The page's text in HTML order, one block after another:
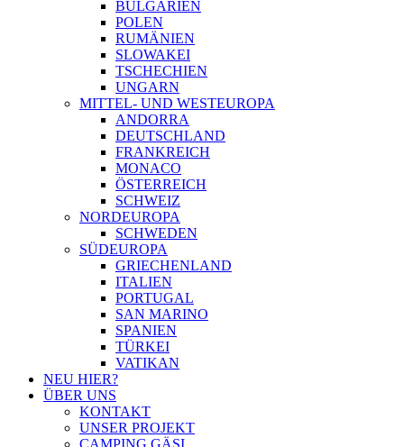
BULGARIEN
POLEN
RUMÄNIEN
SLOWAKEI
TSCHECHIEN
UNGARN
MITTEL- UND WESTEUROPA
ANDORRA
DEUTSCHLAND
FRANKREICH
MONACO
ÖSTERREICH
SCHWEIZ
NORDEUROPA
SCHWEDEN
SÜDEUROPA
GRIECHENLAND
ITALIEN
PORTUGAL
SAN MARINO
SPANIEN
TÜRKEI
VATIKAN
NEU HIER?
ÜBER UNS
KONTAKT
UNSER PROJEKT
CAMPING GÄSI